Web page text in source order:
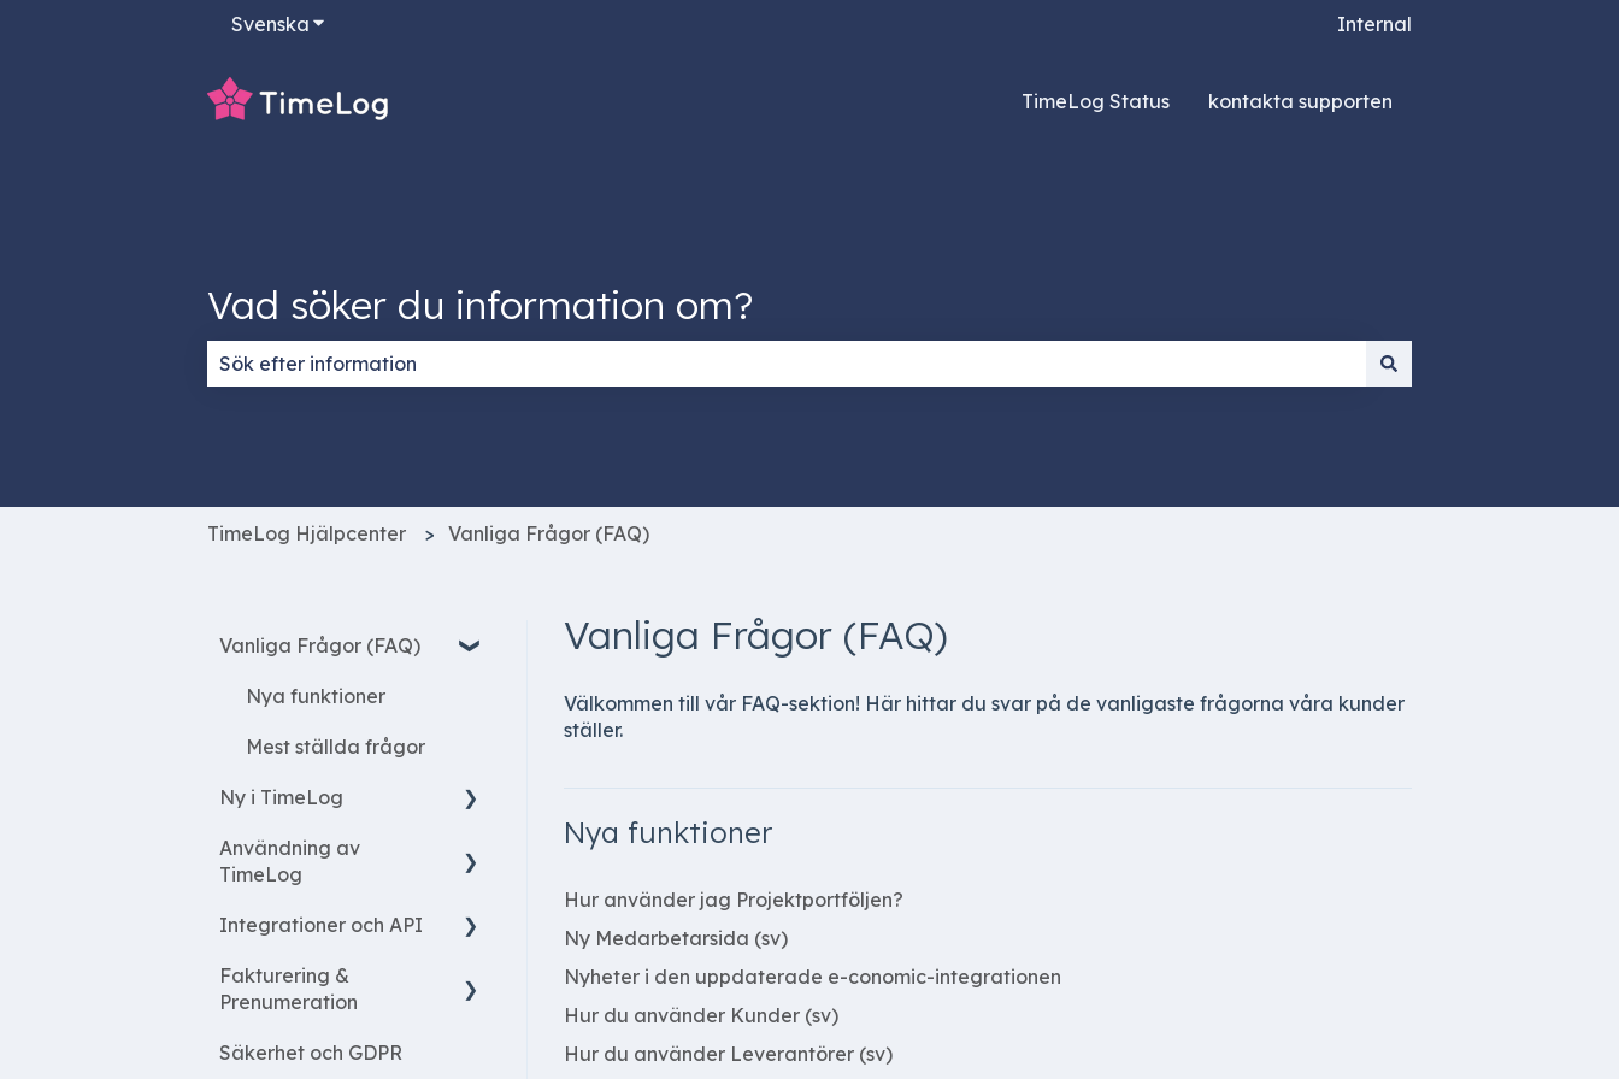
Svenska Visa undermenyer för översättningar Internal
TimeLog Status kontakta supporten
Vad söker du information om?
TimeLog Hjälpcenter Vanliga Frågor (FAQ)
Vanliga Frågor (FAQ)
Välkommen till vår FAQ-sektion! Här hittar du svar på de vanligaste frågorna våra kunder
ställer.
Nya funktioner
Hur använder jag Projektportföljen?
Ny Medarbetarsida (sv)
Nyheter i den uppdaterade e-conomic-integrationen
Hur du använder Kunder (sv)
Hur du använder Leverantörer (sv)
Vanliga Frågor (FAQ)
Nya funktioner
Mest ställda frågor
Ny i TimeLog
Registrera tid
Ressurs
Projekt ekonomi
Användning av
TimeLog
Framsida
Registrera
Integrationer och API
Finansiell integration
Fakturering &
Prenumeration
Fakturering
Säkerhet och GDPR